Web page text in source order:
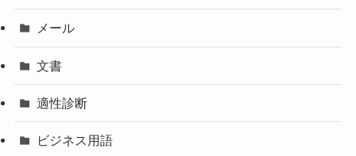
メール
文書
適性診断
ビジネス用語